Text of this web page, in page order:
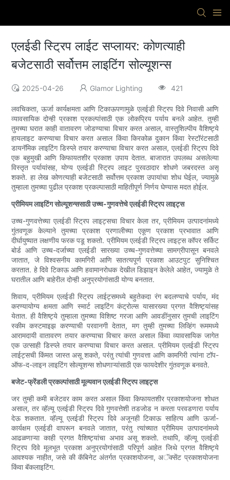
एलईडी स्ट्रिप लाईट सप्लायर: कोणत्याही
बजेटसाठी सर्वोत्तम लाइटिंग सोल्यूशन्स
2025-04-26 Glamor Lighting 421
लवचिकता, ऊर्जा कार्यक्षमता आणि टिकाऊपणामुळे एलईडी स्ट्रिप दिवे निवासी आणि
व्यावसायिक दोन्ही प्रकाश प्रकल्पांसाठी एक लोकप्रिय पर्याय बनले आहेत. तुम्ही
तुमच्या घरात काही वातावरण जोडण्याचा विचार करत असाल, वास्तुशिल्पीय वैशिष्ट्ये
हायलाइट करण्याचा विचार करत असाल किंवा किरकोळ दुकान किंवा रेस्टॉरंटसाठी
डायनॅमिक लाइटिंग डिस्प्ले तयार करण्याचा विचार करत असाल, एलईडी स्ट्रिप दिवे
एक बहुमुखी आणि किफायतशीर प्रकाश उपाय देतात. बाजारात उपलब्ध असलेल्या
विस्तृत पर्यायांसह, योग्य एलईडी स्ट्रिप लाइट पुरवठादार शोधणे जबरदस्त असू
शकते. हा लेख कोणत्याही बजेटसाठी सर्वोत्तम प्रकाश उपायांचा शोध घेईल, ज्यामुळे
तुम्हाला तुमच्या पुढील प्रकाश प्रकल्पासाठी माहितीपूर्ण निर्णय घेण्यास मदत होईल.
प्रीमियम लाइटिंग सोल्यूशन्ससाठी उच्च-गुणवत्तेचे एलईडी स्ट्रिप लाइट्स
उच्च-गुणवत्तेच्या एलईडी स्ट्रिप लाइट्सचा विचार केला तर, प्रीमियम उत्पादनांमध्ये
गुंतवणूक केल्याने तुमच्या प्रकाश प्रणालीच्या एकूण प्रकाश प्रभावात आणि
दीर्घायुष्यात लक्षणीय फरक पडू शकतो. प्रीमियम एलईडी स्ट्रिप लाइट्स कॉपर सर्किट
बोर्ड आणि उच्च-दर्जाच्या एलईडी सारख्या उच्च-गुणवत्तेच्या सामग्रीपासून बनवले
जातात, जे विश्वसनीय कामगिरी आणि सातत्यपूर्ण प्रकाश आउटपुट सुनिश्चित
करतात. हे दिवे टिकाऊ आणि हवामानरोधक देखील डिझाइन केलेले आहेत, ज्यामुळे ते
घरातील आणि बाहेरील दोन्ही अनुप्रयोगांसाठी योग्य बनतात.
शिवाय, प्रीमियम एलईडी स्ट्रिप लाईट्समध्ये बहुतेकदा रंग बदलण्याचे पर्याय, मंद
करण्यायोग्य क्षमता आणि स्मार्ट लाइटिंग कंट्रोल्स यासारख्या प्रगत वैशिष्ट्यांसह
येतात. ही वैशिष्ट्ये तुम्हाला तुमच्या विशिष्ट गरजा आणि आवडींनुसार तुमची लाइटिंग
स्कीम कस्टमाइझ करण्याची परवानगी देतात, मग तुम्ही तुमच्या लिव्हिंग रूममध्ये
आरामदायी वातावरण तयार करण्याचा विचार करत असाल किंवा व्यावसायिक जागेत
एक उत्साही डिस्प्ले तयार करण्याचा विचार करत असाल. प्रीमियम एलईडी स्ट्रिप
लाईट्सची किंमत जास्त असू शकते, परंतु त्यांची गुणवत्ता आणि कामगिरी त्यांना टॉप-
ऑफ-द-लाइन लाइटिंग सोल्यूशन्स शोधणाऱ्यांसाठी एक फायदेशीर गुंतवणूक बनवते.
बजेट-फ्रेंडली प्रकल्पांसाठी मूल्यवान एलईडी स्ट्रिप लाइट्स
जर तुम्ही कमी बजेटवर काम करत असाल किंवा किफायतशीर प्रकाशयोजना शोधत
असाल, तर व्हॅल्यू एलईडी स्ट्रिप दिवे गुणवत्तेशी तडजोड न करता परवडणारा पर्याय
देऊ शकतात. व्हॅल्यू एलईडी स्ट्रिप दिवे अजूनही टिकाऊ साहित्य आणि ऊर्जा-
कार्यक्षम एलईडी वापरून बनवले जातात, परंतु त्यांच्यात प्रीमियम उत्पादनांमध्ये
आढळणाऱ्या काही प्रगत वैशिष्ट्यांचा अभाव असू शकतो. तथापि, व्हॅल्यू एलईडी
स्ट्रिप दिवे मूलभूत प्रकाश अनुप्रयोगांसाठी परिपूर्ण आहेत जिथे प्रगत वैशिष्ट्ये
आवश्यक नाहीत, जसे की कॅबिनेट अंतर्गत प्रकाशयोजना, अॅक्सेंट प्रकाशयोजना
किंवा बॅकलाइटिंग.